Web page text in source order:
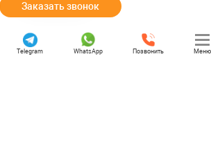
85-85
Заказать звонок
Telegram WhatsApp Позвонить Меню